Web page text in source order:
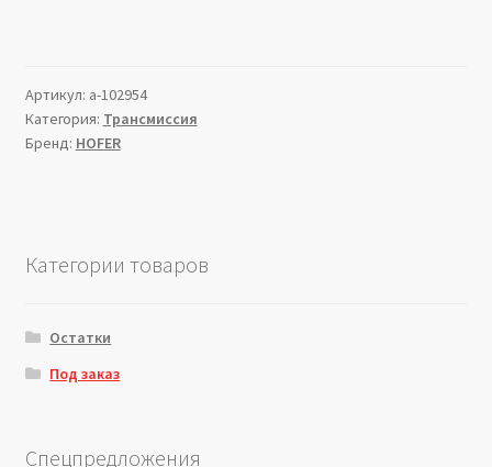
Артикул: a-102954
Категория: Трансмиссия
Бренд: HOFER
Категории товаров
Остатки
Под заказ
Спецпредложения